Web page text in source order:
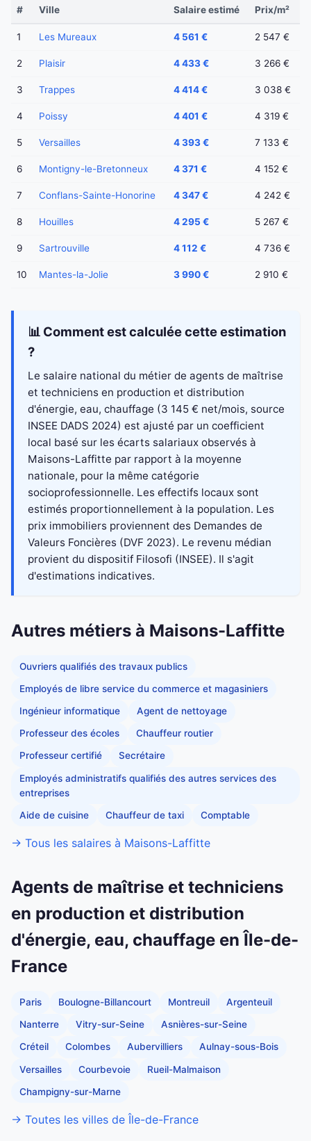
# Ville Salaire estimé Prix/m²
1 Les Mureaux 4 561 € 2 547 €
2 Plaisir 4 433 € 3 266 €
3 Trappes 4 414 € 3 038 €
4 Poissy 4 401 € 4 319 €
5 Versailles 4 393 € 7 133 €
6 Montigny-le-Bretonneux 4 371 € 4 152 €
7 Conflans-Sainte-Honorine 4 347 € 4 242 €
8 Houilles 4 295 € 5 267 €
9 Sartrouville 4 112 € 4 736 €
10 Mantes-la-Jolie 3 990 € 2 910 €
📊 Comment est calculée cette estimation
?
Le salaire national du métier de agents de maîtrise
et techniciens en production et distribution
d'énergie, eau, chauffage (3 145 € net/mois, source
INSEE DADS 2024) est ajusté par un coefficient
local basé sur les écarts salariaux observés à
Maisons-Laffitte par rapport à la moyenne
nationale, pour la même catégorie
socioprofessionnelle. Les effectifs locaux sont
estimés proportionnellement à la population. Les
prix immobiliers proviennent des Demandes de
Valeurs Foncières (DVF 2023). Le revenu médian
provient du dispositif Filosofi (INSEE). Il s'agit
d'estimations indicatives.
Autres métiers à Maisons-Laffitte
Ouvriers qualifiés des travaux publics
Employés de libre service du commerce et magasiniers
Ingénieur informatique Agent de nettoyage
Professeur des écoles Chauffeur routier
Professeur certifié Secrétaire
Employés administratifs qualifiés des autres services des
entreprises
Aide de cuisine Chauffeur de taxi Comptable
→ Tous les salaires à Maisons-Laffitte
Agents de maîtrise et techniciens
en production et distribution
d'énergie, eau, chauffage en Île-de-
France
Paris Boulogne-Billancourt Montreuil Argenteuil
Nanterre Vitry-sur-Seine Asnières-sur-Seine
Créteil Colombes Aubervilliers Aulnay-sous-Bois
Versailles Courbevoie Rueil-Malmaison
Champigny-sur-Marne
→ Toutes les villes de Île-de-France